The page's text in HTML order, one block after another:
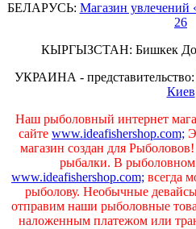
БЕЛАРУСЬ: Магазин увлечений
26
КЫРГЫЗСТАН: Бишкек
УКРАИНА - представительство:
Киев
Наш рыболовный интернет
сайте www.ideafishershop.com;
магазин создан для
рыбалки. В рыболовном
www.ideafishershop.com; всегда
рыболову. Необычные
отправим наши рыболовные
наложенным платежом или